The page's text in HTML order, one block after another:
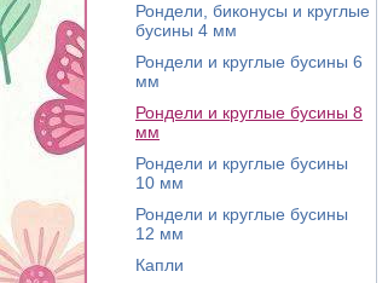
Рондели, биконусы и круглые
бусины 4 мм
Рондели и круглые бусины 6
мм
Рондели и круглые бусины 8
мм
Рондели и круглые бусины
10 мм
Рондели и круглые бусины
12 мм
Капли